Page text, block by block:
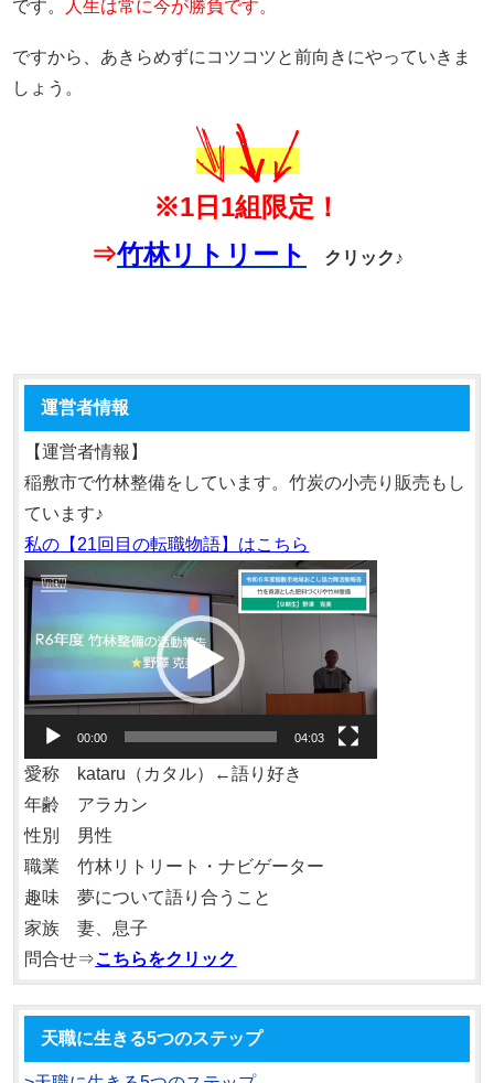
です。
人生は常に今が勝負です。
ですから、あきらめずにコツコツと前向きにやっていきま
しょう。
※1日1組限定！
⇒竹林リトリート クリック♪
運営者情報
【運営者情報】
稲敷市で竹林整備をしています。竹炭の小売り販売もし
ています♪
私の【21回目の転職物語】はこちら
画
プ
レ
ー
ヤ
ー
00:00 04:03
愛称 kataru（カタル）←語り好き
年齢 アラカン
性別 男性
職業 竹林リトリート・ナビゲーター
趣味 夢について語り合うこと
家族 妻、息子
問合せ⇒こちらをクリック
天職に生きる5つのステップ